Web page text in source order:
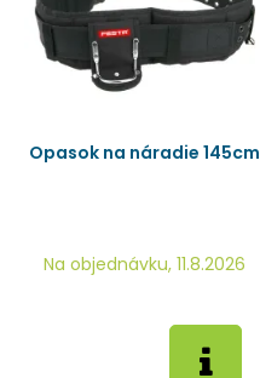
Opasok na náradie 145cm
Na objednávku, 11.8.2026